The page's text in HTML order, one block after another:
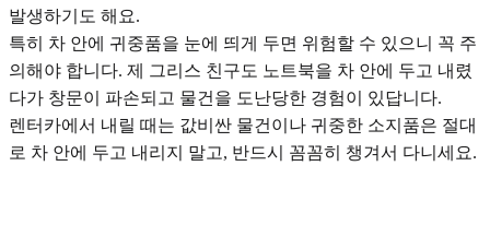
발생하기도 해요.
특히 차 안에 귀중품을 눈에 띄게 두면 위험할 수 있으니 꼭 주
의해야 합니다. 제 그리스 친구도 노트북을 차 안에 두고 내렸
다가 창문이 파손되고 물건을 도난당한 경험이 있답니다.
렌터카에서 내릴 때는 값비싼 물건이나 귀중한 소지품은 절대
로 차 안에 두고 내리지 말고, 반드시 꼼꼼히 챙겨서 다니세요.